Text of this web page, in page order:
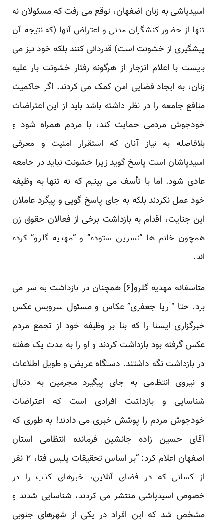
اسیدپاشی به زنان اضفهان، توقع می رفت که مسئولان نه
تنها از حضور کنشگران مدنی و اعتراض آنها (که نتیجه آن
پیشگیری از خشونت است) قدردانی کنند بلکه خود نیز می
بایست با اعلام انزجار از هرگونه رفتار خشونت بار علیه
زنان، به ایجاد فضایی امن کمک می کردند. اگر حاکمیت
منافع جامعه را در نظر داشته باشد باید از این اعتراضات
خودجوش مردمی حمایت کند، با مردم همراه شود و
بلافاصله به نیاز آنان که استقرار امنیت و معرفی
اسیدپاشان است پاسخ گوید زیرا خشونت نباید در جامعه
عادی شود. اما با تأسف می بینیم که نه تنها به وظیفه
خود عمل نکردند بلکه به جای پاسخ گویی و پیگرد عاملان
این جنایت، اقدام به بازداشت برخی از فعالان حقوق زن
همچون خانم ها “نسرین ستوده” و “مهدیه گلرو” کرده
اند.
متاسفانه مهدیه گلرو[۶] همچنان در بازداشت به سر می
برد. حتا “آریا جعفری” عکاس و مسئول سرویس عکس
خبرگزاری ایسنا را که بنا بر وظیفه خود از تجمع مردم
عکس گرفته بود بازداشت کردند و او را به مدت یک هفته
در بازداشت نگه داشتند. دستگاه عریض و طویل اطلاعات
و نیروی انتظامی به جای پیگیرد مجرمین به دنبال
شناسایی و بازداشت افرادی است که اعتراضات
خودجوش مردم را پوشش خبری می دادند! به طوری که
آقای حسین زاده جانشین فرمانده انتظامی استان
اصفهان اعلام کرد: “بر اساس تحقیقات پلیس فتا، ۲ نفر
از کسانی که در فضای آنلاین، خبرهای کذب را در
خصوص اسیدپاشی منتشر می کردند، شناسایی شدند و
مشخص شد که این افراد در یکی از شهرهای جنوبی